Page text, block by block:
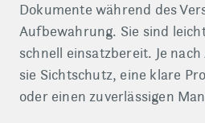
Dokumente während des
Aufbewahrung. Sie sind
schnell einsatzbereit. Je
sie Sichtschutz, eine klare
oder einen zuverlässigen